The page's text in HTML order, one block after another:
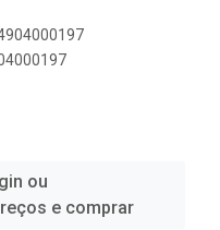
ou
e comprar